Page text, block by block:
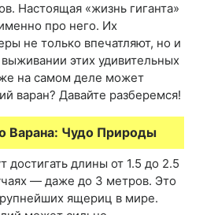
Настоящая «жизнь гиганта»
про него. Их
не только впечатляют, но и
этих удивительных
на самом деле может
варан? Давайте разберемся!
Варана: Чудо Природы
достигать длины от 1.5 до 2.5
— даже до 3 метров. Это
ящериц в мире.